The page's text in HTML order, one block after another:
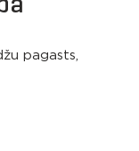
pagasts,